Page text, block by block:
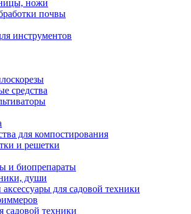
ножи
почвы
инструментов
средства
для компостирования
и решетки
и биопрепараты
души
для садовой техники
садовой техники